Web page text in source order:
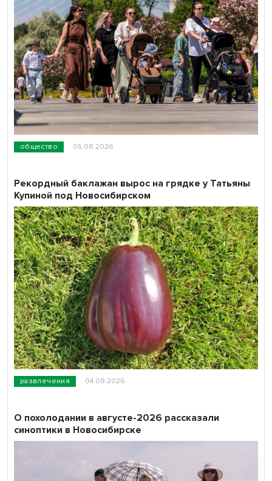
общество 05.08.2026
развлечения 04.08.2026
Рекордный баклажан вырос на грядке у Татьяны
Купиной под Новосибирском
О похолодании в августе-2026 рассказали
синоптики в Новосибирске